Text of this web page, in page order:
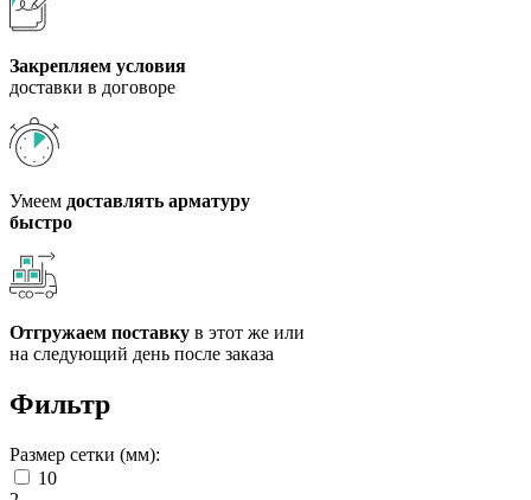
Закрепляем условия
доставки в договоре
Умеем доставлять арматуру
быстро
Отгружаем поставку в этот же или
на следующий день после заказа
Фильтр
Размер сетки (мм):
10